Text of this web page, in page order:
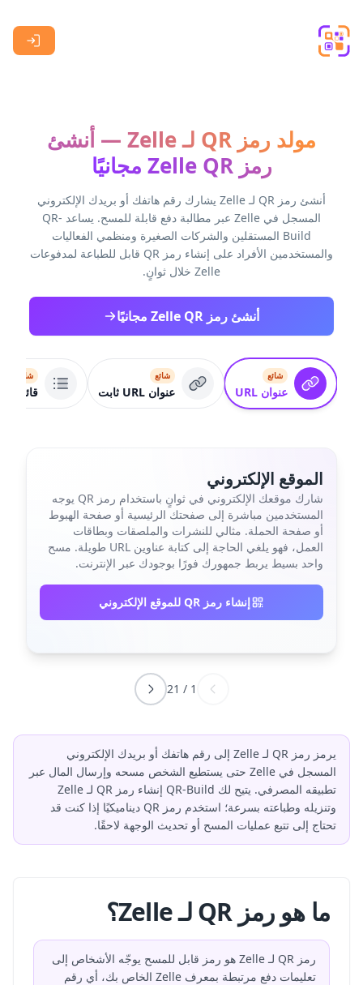
مولد رمز QR لـ Zelle — أنشئ
رمز Zelle QR مجانيًا
أنشئ رمز QR لـ Zelle يشارك رقم هاتفك أو بريدك الإلكتروني
المسجل في Zelle عبر مطالبة دفع قابلة للمسح. يساعد QR-
Build المستقلين والشركات الصغيرة ومنظمي الفعاليات
والمستخدمين الأفراد على إنشاء رمز QR قابل للطباعة لمدفوعات
Zelle خلال ثوانٍ.
أنشئ رمز Zelle QR مجانيًا
شائع
عنوان URL
شائع
عنوان URL ثابت
شائع
قائمة
الموقع الإلكتروني
شارك موقعك الإلكتروني في ثوانٍ باستخدام رمز QR يوجه
المستخدمين مباشرة إلى صفحتك الرئيسية أو صفحة الهبوط
أو صفحة الحملة. مثالي للنشرات والملصقات وبطاقات
العمل، فهو يلغي الحاجة إلى كتابة عناوين URL طويلة. مسح
واحد بسيط يربط جمهورك فورًا بوجودك عبر الإنترنت.
إنشاء رمز QR للموقع الإلكتروني
1
/
21
يرمز رمز QR لـ Zelle إلى رقم هاتفك أو بريدك الإلكتروني
المسجل في Zelle حتى يستطيع الشخص مسحه وإرسال المال عبر
تطبيقه المصرفي. يتيح لك QR-Build إنشاء رمز QR لـ Zelle
وتنزيله وطباعته بسرعة؛ استخدم رمز QR ديناميكيًا إذا كنت قد
تحتاج إلى تتبع عمليات المسح أو تحديث الوجهة لاحقًا.
ما هو رمز QR لـ Zelle؟
رمز QR لـ Zelle هو رمز قابل للمسح يوجّه الأشخاص إلى
تعليمات دفع مرتبطة بمعرف Zelle الخاص بك، أي رقم